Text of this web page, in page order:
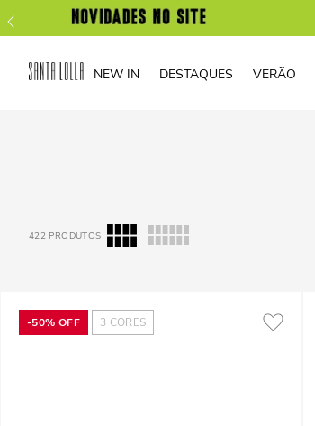
NEW IN DESTAQUES VERÃO
422 PRODUTOS
-50% OFF 3 CORES